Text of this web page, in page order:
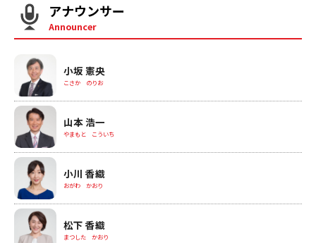
アナウンサー
Announcer
小坂 憲央
こさか のりお
山本 浩一
やまもと こういち
小川 香織
おがわ かおり
松下 香織
まつした かおり